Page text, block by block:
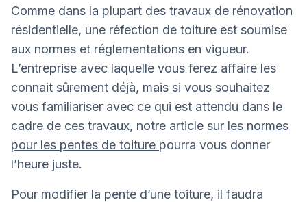
Comme dans la plupart des travaux de rénovation
résidentielle, une réfection de toiture est soumise
aux normes et réglementations en vigueur.
L’entreprise avec laquelle vous ferez affaire les
connait sûrement déjà, mais si vous souhaitez
vous familiariser avec ce qui est attendu dans le
cadre de ces travaux, notre article sur les normes
pour les pentes de toiture pourra vous donner
l’heure juste.
Pour modifier la pente d’une toiture, il faudra